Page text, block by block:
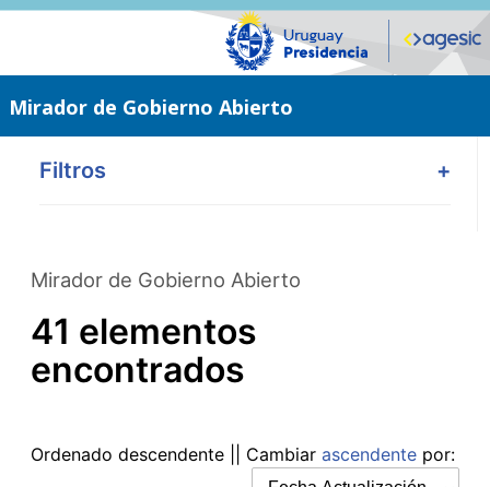
Saltar
Mirador de Gobierno Abierto
Filtros +
Mirador de Gobierno Abierto
41 elementos
encontrados
Ordenado descendente || Cambiar ascendente por: